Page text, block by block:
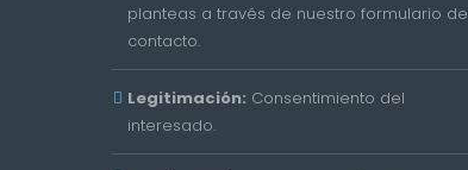
planteas a través de nuestro formulario de
contacto.
Legitimación: Consentimiento del
interesado.